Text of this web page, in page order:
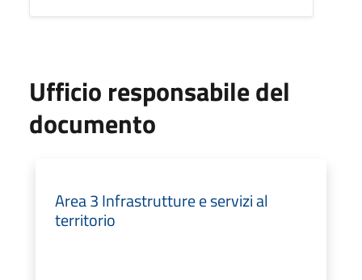
Ufficio responsabile del
documento
Area 3 Infrastrutture e servizi al
territorio